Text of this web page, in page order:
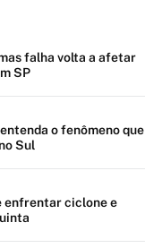
falha volta a afetar
SP
o fenômeno que
Sul
enfrentar ciclone e